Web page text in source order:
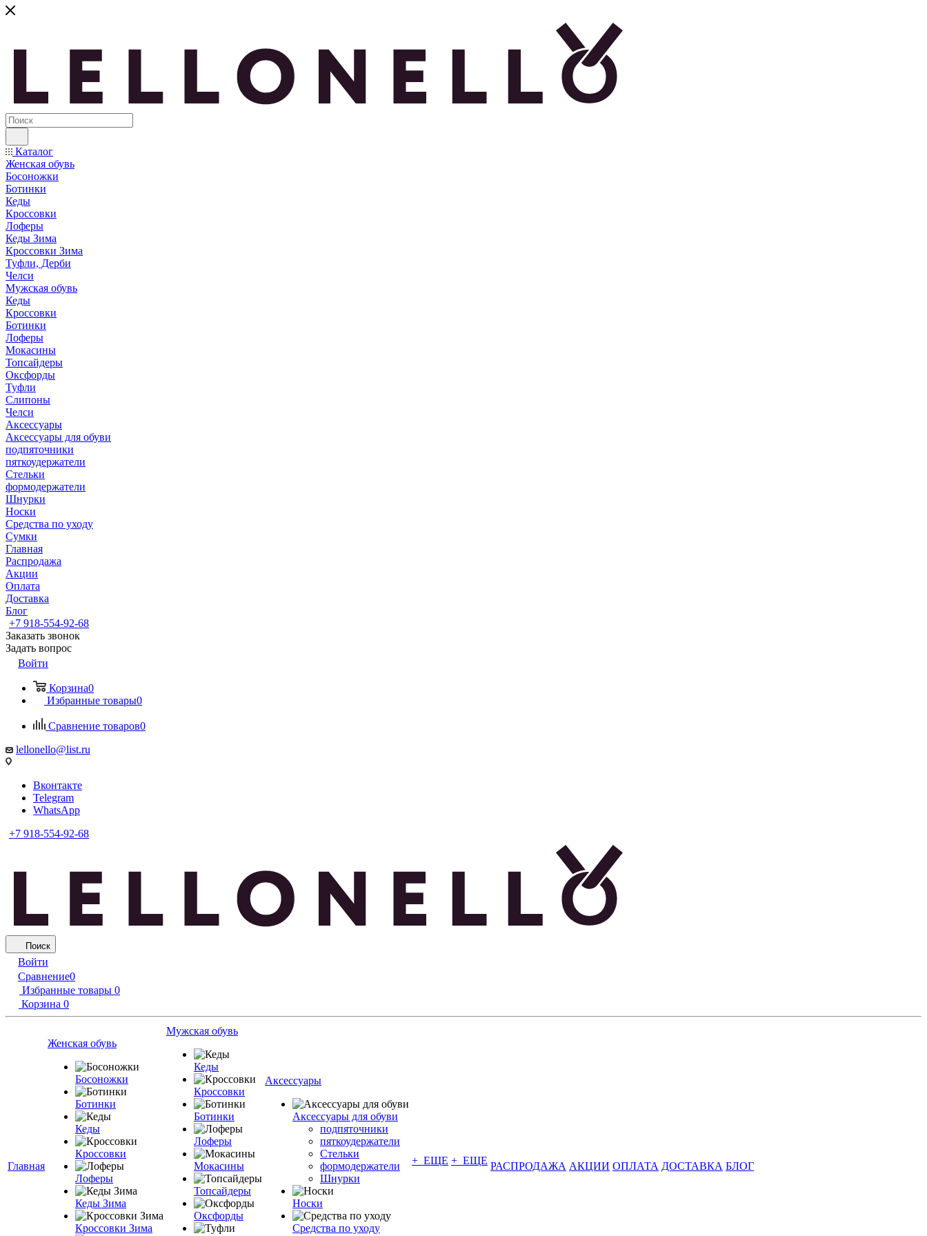
Каталог
Женская обувь
Босоножки
Ботинки
Кеды
Кроссовки
Лоферы
Кеды Зима
Кроссовки Зима
Туфли, Дерби
Челси
Мужская обувь
Кеды
Кроссовки
Ботинки
Лоферы
Мокасины
Топсайдеры
Оксфорды
Туфли
Слипоны
Челси
Аксессуары
Аксессуары для обуви
подпяточники
пяткоудержатели
Стельки
формодержатели
Шнурки
Носки
Средства по уходу
Сумки
Главная
Распродажа
Акции
Оплата
Доставка
Блог
+7 918-554-92-68
Заказать звонок
Задать вопрос
Войти
Корзина0
Избранные товары0
Сравнение товаров0
lellonello@list.ru
Вконтакте
Telegram
WhatsApp
+7 918-554-92-68
Поиск
Войти
Сравнение0
Избранные товары 0
Корзина 0
Главная
Женская обувь
Босоножки
Ботинки
Кеды
Кроссовки
Лоферы
Кеды Зима
Кроссовки Зима
Мужская обувь
Кеды
Кроссовки
Ботинки
Лоферы
Мокасины
Топсайдеры
Оксфорды
Аксессуары
Аксессуары для обуви
подпяточники
пяткоудержатели
Стельки
формодержатели
Шнурки
Носки
Средства по уходу
+ ЕЩЕ + ЕЩЕ РАСПРОДАЖА АКЦИИ ОПЛАТА ДОСТАВКА БЛОГ